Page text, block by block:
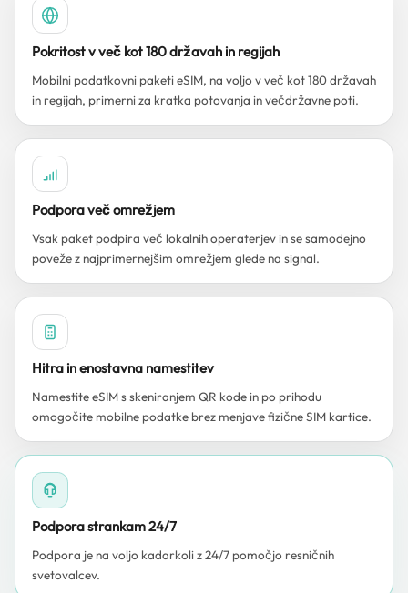
Pokritost v več kot 180 državah in regijah
Mobilni podatkovni paketi eSIM, na voljo v več kot 180 državah
in regijah, primerni za kratka potovanja in večdržavne poti.
Podpora več omrežjem
Vsak paket podpira več lokalnih operaterjev in se samodejno
poveže z najprimernejšim omrežjem glede na signal.
Hitra in enostavna namestitev
Namestite eSIM s skeniranjem QR kode in po prihodu
omogočite mobilne podatke brez menjave fizične SIM kartice.
Podpora strankam 24/7
Podpora je na voljo kadarkoli z 24/7 pomočjo resničnih
svetovalcev.